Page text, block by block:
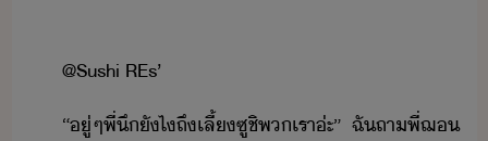
@Sushi​ ​REs​’
“​ู่​ๆ​พี่​ึ​ัไ​ถึ​เลี้​ซู​ชิพ​​เรา​่ะ​”​ ​ฉั​ถา​พี่​ฌ​